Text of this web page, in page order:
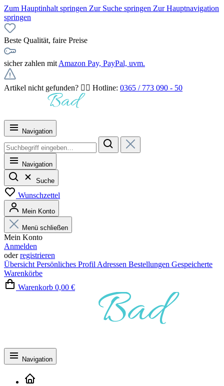
Zum Hauptinhalt springen Zur Suche springen Zur Hauptnavigation
springen
Beste Qualität, faire Preise
sicher zahlen mit Amazon Pay, PayPal, uvm.
Artikel nicht gefunden? 👉🏻 Hotline: 0365 / 773 090 - 50
Navigation
Navigation
Suche
Wunschzettel
Mein Konto
Menü schließen
Mein Konto
Anmelden
oderregistrieren
Übersicht Persönliches Profil Adressen Bestellungen Gespeicherte
Warenkörbe
Warenkorb 0,00 €
Navigation